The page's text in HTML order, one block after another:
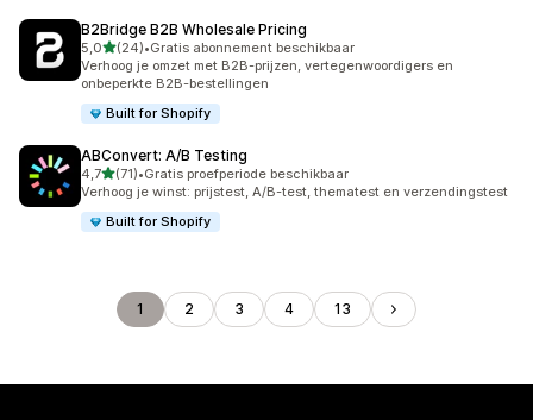
B2Bridge B2B Wholesale Pricing
5,0van 5 sterren
(24)
24 recensies in totaal
•Gratis abonnement beschikbaar
Verhoog je omzet met B2B-prijzen, vertegenwoordigers en
onbeperkte B2B-bestellingen
Built for Shopify
ABConvert: A/B Testing
4,7van 5 sterren
(71)
71 recensies in totaal
•Gratis proefperiode beschikbaar
Verhoog je winst: prijstest, A/B-test, thematest en verzendingstest
Built for Shopify
1 2 3 4 13